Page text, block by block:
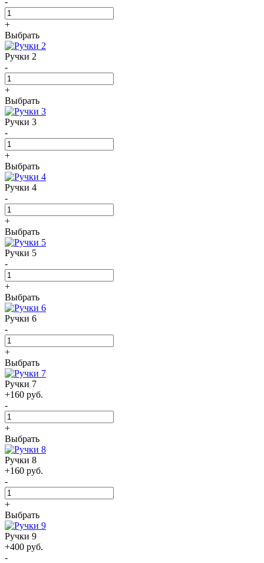
+
Выбрать
Ручки 2
-
+
Выбрать
Ручки 3
-
+
Выбрать
Ручки 4
-
+
Выбрать
Ручки 5
-
+
Выбрать
Ручки 6
-
+
Выбрать
Ручки 7
+160 руб.
-
+
Выбрать
Ручки 8
+160 руб.
-
+
Выбрать
Ручки 9
+400 руб.
-